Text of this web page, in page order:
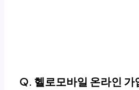
Q. 헬로모바일 온라인 가